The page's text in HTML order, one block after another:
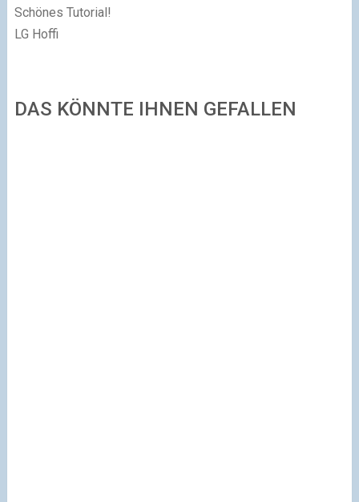
Schönes Tutorial!
LG Hoffi
DAS KÖNNTE IHNEN GEFALLEN